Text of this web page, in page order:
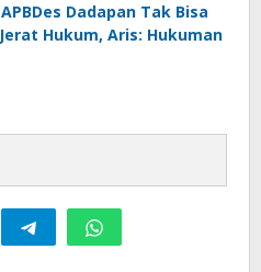
Dadapan Tak Bisa
Hukum, Aris: Hukuman